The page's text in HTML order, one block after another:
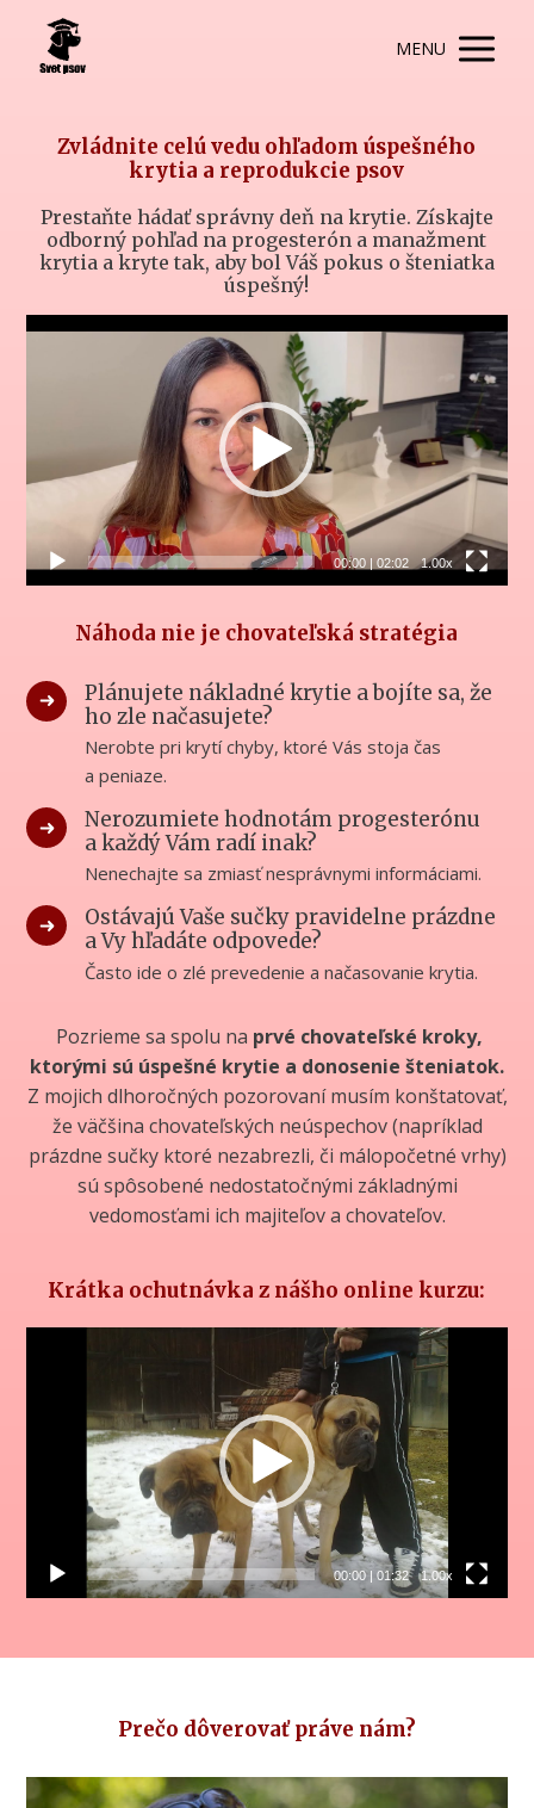
MENU
Zvládnite celú vedu ohľadom úspešného
krytia a reprodukcie psov
Prestaňte hádať správny deň na krytie. Získajte
odborný pohľad na progesterón a manažment
krytia a kryte tak, aby bol Váš pokus o šteniatka
úspešný!
Video
00:00| 02:02 1.00x
Náhoda nie je chovateľská stratégia
Plánujete nákladné krytie a bojíte sa, že
ho zle načasujete?
Nerobte pri krytí chyby, ktoré Vás stoja čas
a peniaze.
Nerozumiete hodnotám progesterónu
a každý Vám radí inak?
Nenechajte sa zmiasť nesprávnymi informáciami.
Ostávajú Vaše sučky pravidelne prázdne
a Vy hľadáte odpovede?
Často ide o zlé prevedenie a načasovanie krytia.
Pozrieme sa spolu na prvé chovateľské kroky,
ktorými sú úspešné krytie a donosenie šteniatok.
Z mojich dlhoročných pozorovaní musím konštatovať,
že väčšina chovateľských neúspechov (napríklad
prázdne sučky ktoré nezabrezli, či málopočetné vrhy)
sú spôsobené nedostatočnými základnými
vedomosťami ich majiteľov a chovateľov.
Krátka ochutnávka z nášho online kurzu:
00:00| 01:32 1.00x
Prečo dôverovať práve nám?